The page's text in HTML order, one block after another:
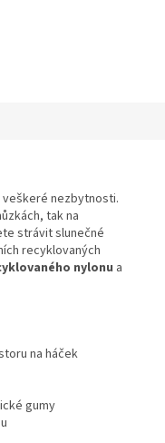
veškeré nezbytnosti.
tak na
strávit slunečné
recyklovaných
nylonu a
na háček
gumy